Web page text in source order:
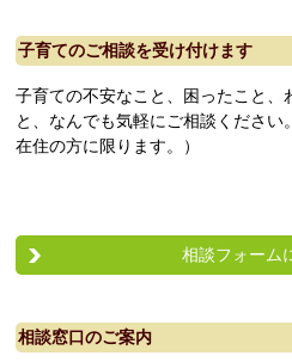
子育てのご相談を受け付けます
子育ての不安なこと、困ったこと、
と、なんでも気軽にご相談ください
在住の方に限ります。）
相談フォーム
相談窓口のご案内